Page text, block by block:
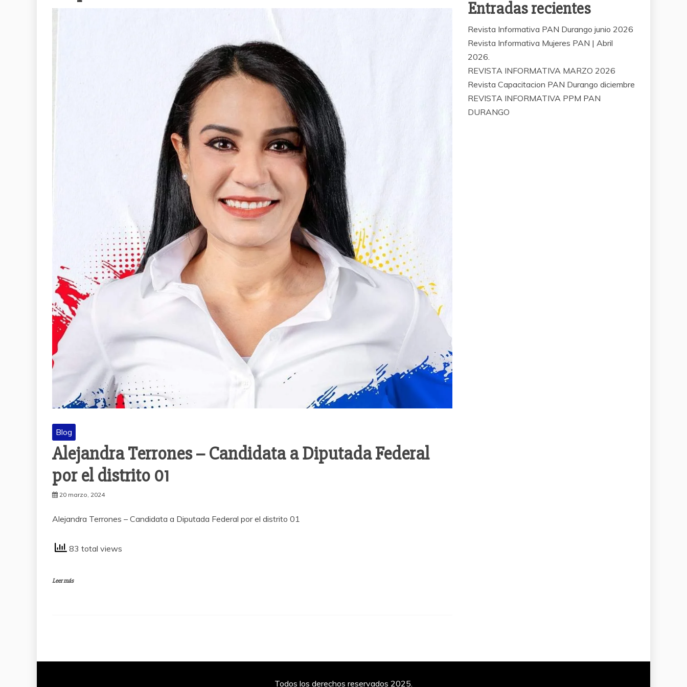
Blog
Alejandra Terrones – Candidata a Diputada Federal
por el distrito 01
20 marzo, 2024
Alejandra Terrones – Candidata a Diputada Federal por el distrito 01
83 total views
Leer más
Entradas recientes
Revista Informativa PAN Durango junio 2026
Revista Informativa Mujeres PAN | Abril
2026.
REVISTA INFORMATIVA MARZO 2026
Revista Capacitacion PAN Durango diciembre
REVISTA INFORMATIVA PPM PAN
DURANGO
Todos los derechos reservados 2025.